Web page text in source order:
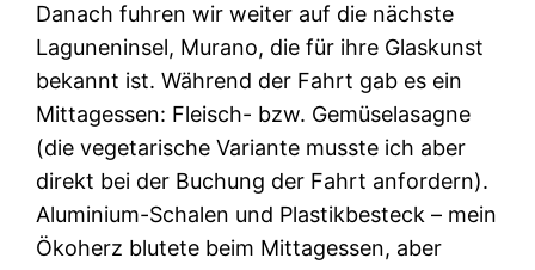
Danach fuhren wir weiter auf die nächste
Laguneninsel, Murano, die für ihre Glaskunst
bekannt ist. Während der Fahrt gab es ein
Mittagessen: Fleisch- bzw. Gemüselasagne
(die vegetarische Variante musste ich aber
direkt bei der Buchung der Fahrt anfordern).
Aluminium-Schalen und Plastikbesteck – mein
Ökoherz blutete beim Mittagessen, aber